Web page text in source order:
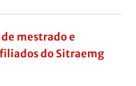
mestrado e
do Sitraemg